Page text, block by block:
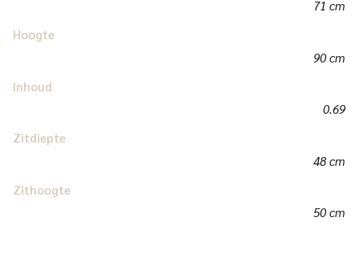
71 cm
Hoogte
90 cm
Inhoud
0.69
Zitdiepte
48 cm
Zithoogte
50 cm